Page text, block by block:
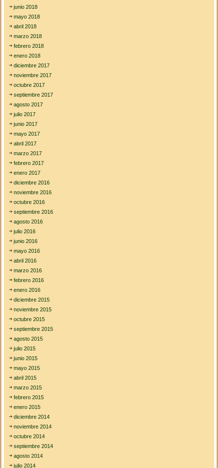
junio 2018
mayo 2018
abril 2018
marzo 2018
febrero 2018
enero 2018
diciembre 2017
noviembre 2017
octubre 2017
septiembre 2017
agosto 2017
julio 2017
junio 2017
mayo 2017
abril 2017
marzo 2017
febrero 2017
enero 2017
diciembre 2016
noviembre 2016
octubre 2016
septiembre 2016
agosto 2016
julio 2016
junio 2016
mayo 2016
abril 2016
marzo 2016
febrero 2016
enero 2016
diciembre 2015
noviembre 2015
octubre 2015
septiembre 2015
agosto 2015
julio 2015
junio 2015
mayo 2015
abril 2015
marzo 2015
febrero 2015
enero 2015
diciembre 2014
noviembre 2014
octubre 2014
septiembre 2014
agosto 2014
julio 2014